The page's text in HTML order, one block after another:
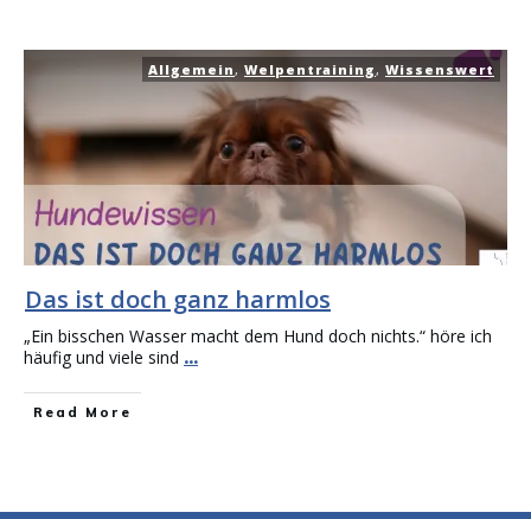
Allgemein, Welpentraining, Wissenswert
Das ist doch ganz harmlos
„Ein bisschen Wasser macht dem Hund doch nichts.“ höre ich
häufig und viele sind ...
Read More